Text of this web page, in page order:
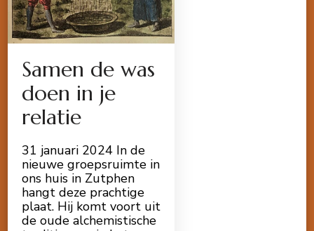
Samen de was
doen in je
relatie
31 januari 2024 In de
nieuwe groepsruimte in
ons huis in Zutphen
hangt deze prachtige
plaat. Hij komt voort uit
de oude alchemistische